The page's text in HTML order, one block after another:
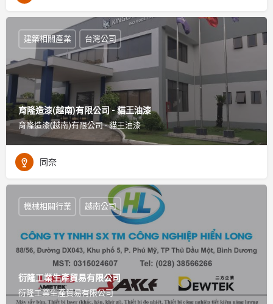
育隆造漆(越南)有限公司 - 貓王油漆
育隆造漆(越南)有限公司 - 貓王油漆
建築相關產業 台灣公司
同奈
衍隆工業生產貿易有限公司
衍隆工業生產貿易有限公司
機械相關行業 越南公司